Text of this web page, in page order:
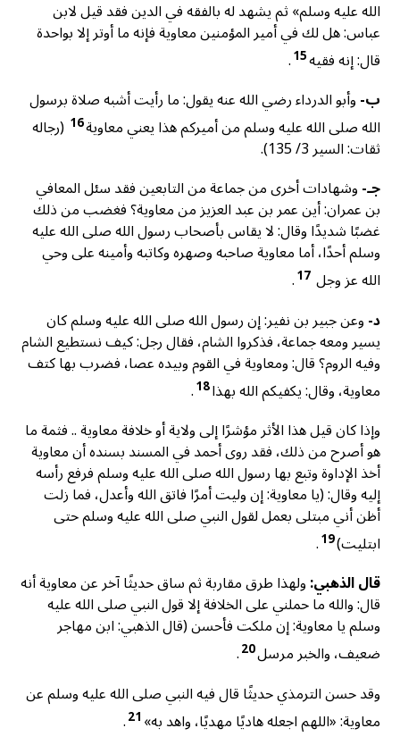
الله عليه وسلم» ثم يشهد له بالفقه في الدين فقد قيل لابن
عباس: هل لك في أمير المؤمنين معاوية فإنه ما أوتر إلا بواحدة
قال: إنه فقيه15
.
ب-وأبو الدرداء رضي الله عنه يقول: ما رأيت أشبه صلاة برسول
الله صلى الله عليه وسلم من أميركم هذا يعني معاوية16 (رجاله
ثقات: السير 3/ 135).
جـ-وشهادات أخرى من جماعة من التابعين فقد سئل المعافي
بن عمران: أين عمر بن عبد العزيز من معاوية؟ فغضب من ذلك
غضبًا شديدًا وقال: لا يقاس بأصحاب رسول الله صلى الله عليه
وسلم أحدًا، أما معاوية صاحبه وصهره وكاتبه وأمينه على وحي
الله عز وجل 17
.
د-وعن جبير بن نفير: إن رسول الله صلى الله عليه وسلم كان
يسير ومعه جماعة، فذكروا الشام، فقال رجل: كيف نستطيع الشام
وفيه الروم؟ قال: ومعاوية في القوم وبيده عصا، فضرب بها كتف
معاوية، وقال: يكفيكم الله بهذا18
.
وإذا كان قيل هذا الأثر مؤشرًا إلى ولاية أو خلافة معاوية .. فثمة ما
هو أصرح من ذلك، فقد روى أحمد في المسند بسنده أن معاوية
أخذ الإداوة وتبع بها رسول الله صلى الله عليه وسلم فرفع رأسه
إليه وقال: (يا معاوية: إن وليت أمرًا فاتق الله وأعدل، فما زلت
أظن أني مبتلى بعمل لقول النبي صلى الله عليه وسلم حتى
ابتليت)19
.
قال الذهبي:ولهذا طرق مقاربة ثم ساق حديثًا آخر عن معاوية أنه
قال: والله ما حملني على الخلافة إلا قول النبي صلى الله عليه
وسلم يا معاوية: إن ملكت فأحسن (قال الذهبي: ابن مهاجر
ضعيف، والخبر مرسل20
.
وقد حسن الترمذي حديثًا قال فيه النبي صلى الله عليه وسلم عن
معاوية: «اللهم اجعله هاديًا مهديًا، واهد به»21
.